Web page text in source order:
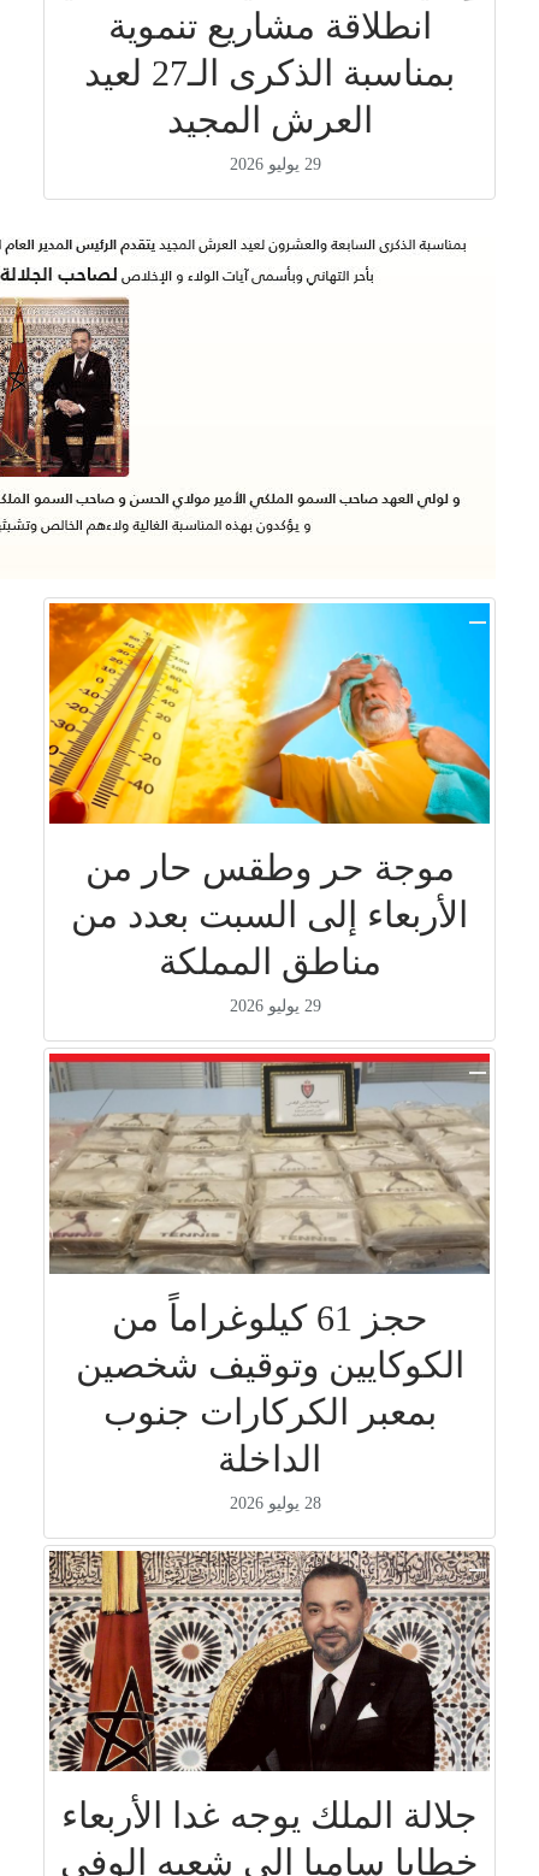
انطلاقة مشاريع تنموية
بمناسبة الذكرى الـ27 لعيد
العرش المجيد
29 يوليو 2026
موجة حر وطقس حار من
الأربعاء إلى السبت بعدد من
مناطق المملكة
29 يوليو 2026
حجز 61 كيلوغراماً من
الكوكايين وتوقيف شخصين
بمعبر الكركارات جنوب
الداخلة
28 يوليو 2026
جلالة الملك يوجه غدا الأربعاء
خطابا ساميا إلى شعبه الوفي